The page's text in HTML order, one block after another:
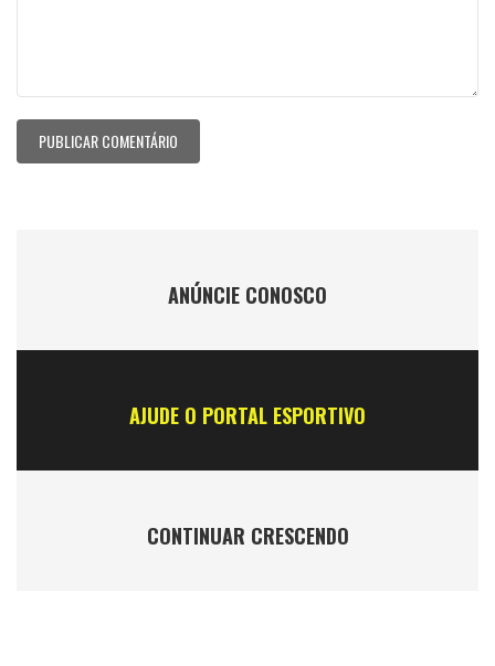
ANÚNCIE CONOSCO
AJUDE O PORTAL ESPORTIVO
CONTINUAR CRESCENDO